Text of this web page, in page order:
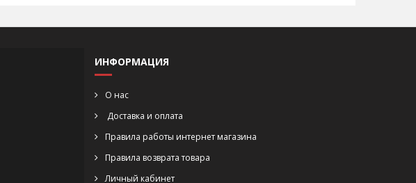
ИНФОРМАЦИЯ
О нас
Доставка и оплата
Правила работы интернет магазина
Правила возврата товара
Личный кабинет